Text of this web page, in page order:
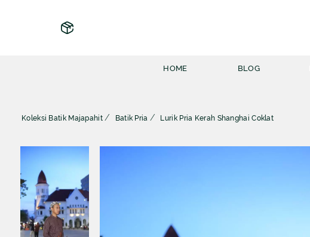
HOME BLOG
KOLEKSI BATIK MAJAPAHIT
BATIK JAS
INFO BATIK MAJAPAHIT
Koleksi Batik Majapahit Batik Pria Lurik Pria Kerah Shanghai Coklat